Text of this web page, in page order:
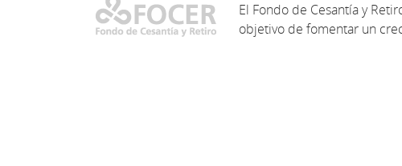
El Fondo de Cesantía y
objetivo de fomentar un